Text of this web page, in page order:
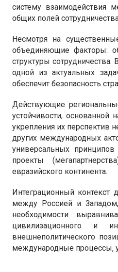
систему взаимодействия
общих полей
Несмотря на
объединяющие факторы:
структуры сотрудничества.
одной из актуальных
обеспечит безопасность
Действующие
устойчивости, основанной
укрепления их перспектив
других международных
универсальных
проекты
евразийского континента.
Интеграционный
между Россией и
необходимости
цивилизационного и
внешнеполитического
международные процессы,